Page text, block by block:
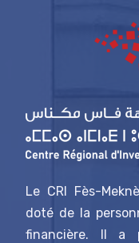
Le CRI Fès-
doté de la
financière. Il a